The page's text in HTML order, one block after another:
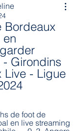
Bordeaux
en
Girondins
Live - Ligue
de foot de
en live streaming